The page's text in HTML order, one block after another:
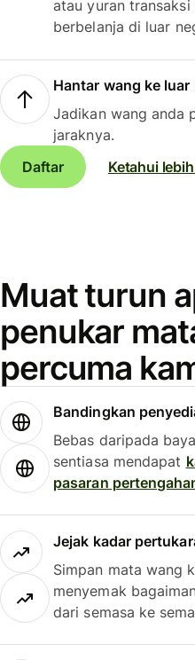
atau yuran
berbelanja di luar
Hantar wang ke
Jadikan wang anda
jaraknya.
Daftar
Ketahui
Muat turun
penukar
percuma
Bandingkan
Bebas daripada
sentiasa mendapat
pasaran
Jejak kadar
Simpan mata wang
menyemak
dari semasa ke